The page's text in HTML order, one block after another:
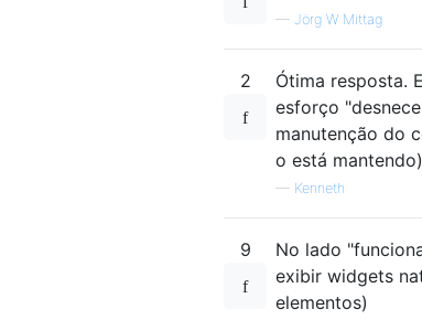
— Jörg W Mittag
2
Ótima resposta.
esforço
manutenção do
o está
— Kenneth
9
No lado
exibir widgets
elementos)